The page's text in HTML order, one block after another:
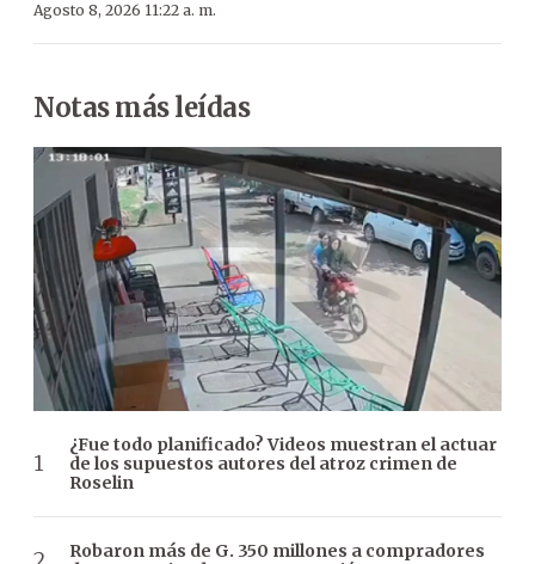
Agosto 8, 2026 11:22 a. m.
Notas más leídas
¿Fue todo planificado? Videos muestran el actuar
de los supuestos autores del atroz crimen de
Roselin
Robaron más de G. 350 millones a compradores